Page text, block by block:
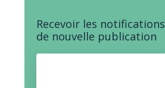
Recevoir les notifications
de nouvelle publication